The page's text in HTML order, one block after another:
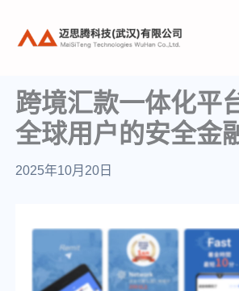
跨境汇款一体化平
全球用户的安全金
2025年10月20日